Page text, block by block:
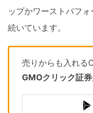
ップかワーストパフ
続いています。
売りからも入れる
GMOクリック証券